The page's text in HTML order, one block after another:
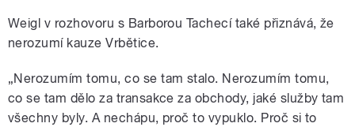
Weigl v rozhovoru s Barborou Tachecí také přiznává, že
nerozumí kauze Vrbětice.
„Nerozumím tomu, co se tam stalo. Nerozumím tomu,
co se tam dělo za transakce za obchody, jaké služby tam
všechny byly. A nechápu, proč to vypuklo. Proč si to